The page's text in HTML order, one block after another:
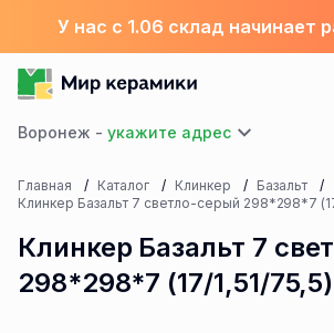
У нас с 1.06 склад начинает
Воронеж -
Главная Каталог Клинкер
Базальт
Клинкер Базальт 7 светло-серый 298*298*7
Клинкер Базальт 7
298*298*7 (17/1,51/75,5)